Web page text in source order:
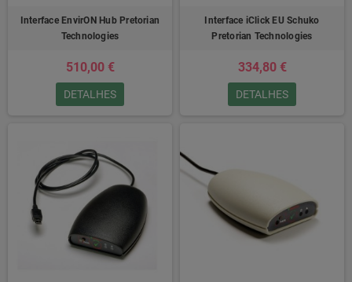
Interface EnvirON Hub Pretorian
Technologies
510,00 €
DETALHES
Interface iClick EU Schuko
Pretorian Technologies
334,80 €
DETALHES